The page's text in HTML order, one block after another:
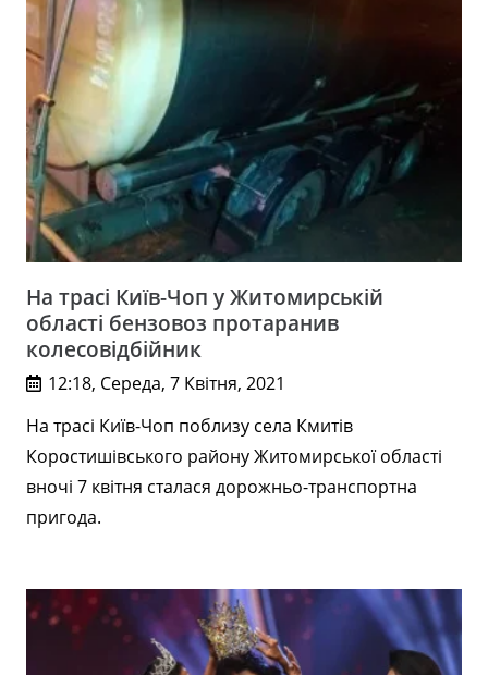
На трасі Київ-Чоп у Житомирській
області бензовоз протаранив
колесовідбійник
12:18, Середа, 7 Квітня, 2021
На трасі Київ-Чоп поблизу села Кмитів
Коростишівського району Житомирської області
вночі 7 квітня сталася дорожньо-транспортна
пригода.